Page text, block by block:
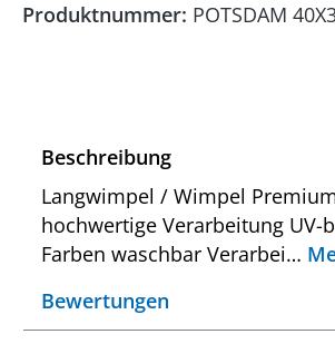
Produktnummer: POTSDAM
Beschreibung
Langwimpel / Wimpel
hochwertige Verarbeitung UV-
Farben waschbar Verarbei…
Bewertungen